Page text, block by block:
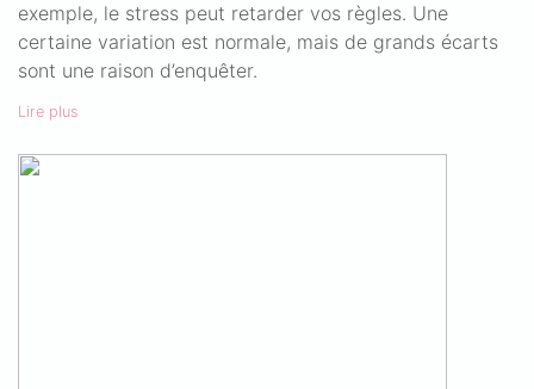
exemple, le stress peut retarder vos règles. Une
certaine variation est normale, mais de grands écarts
sont une raison d’enquêter.
Lire plus